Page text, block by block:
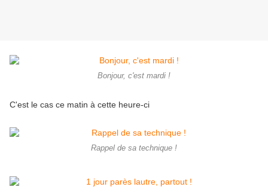
Bonjour, c'est mardi !
C'est le cas ce matin à cette heure-ci
Rappel de sa technique !